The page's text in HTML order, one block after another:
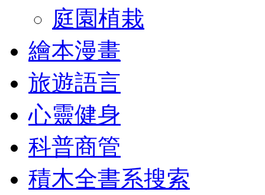
庭園植栽
繪本漫畫
旅遊語言
心靈健身
科普商管
積木全書系搜索